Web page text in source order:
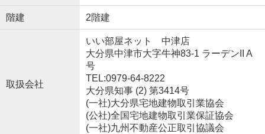
階建 2階建
取扱会社
いい部屋ネット 中津店
大分県中津市大字牛神83-1 ラーデンII A
号
TEL:0979-64-8222
大分県知事 (2) 第3414号
(一社)大分県宅地建物取引業協会
(公社)全国宅地建物取引業保証協会
(一社)九州不動産公正取引協議会